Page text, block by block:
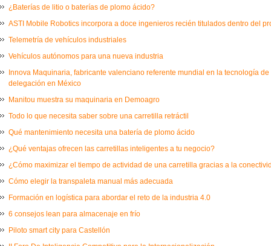
¿Baterías de litio o baterías de plomo ácido?
ASTI Mobile Robotics incorpora a doce ingenieros recién titulados dentro del
Telemetría de vehículos industriales
Vehículos autónomos para una nueva industria
Innova Maquinaria, fabricante valenciano referente mundial en la tecnología
delegación en México
Manitou muestra su maquinaria en Demoagro
Todo lo que necesita saber sobre una carretilla retráctil
Qué mantenimiento necesita una batería de plomo ácido
¿Qué ventajas ofrecen las carretillas inteligentes a tu negocio?
¿Cómo maximizar el tiempo de actividad de una carretilla gracias a la
Cómo elegir la transpaleta manual más adecuada
Formación en logística para abordar el reto de la industria 4.0
6 consejos lean para almacenaje en frío
Piloto smart city para Castellón